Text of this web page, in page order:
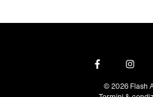
© 2026 Flash